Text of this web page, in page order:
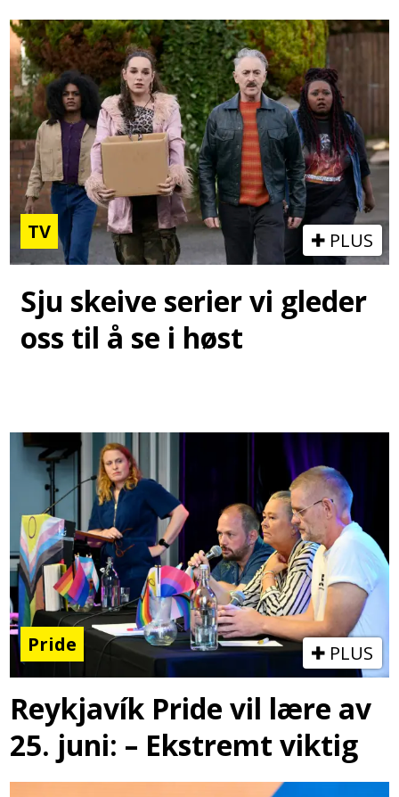
TV PLUS
Sju skeive serier vi gleder
oss til å se i høst
Pride PLUS
Reykjavík Pride vil lære av
25. juni: – Ekstremt viktig